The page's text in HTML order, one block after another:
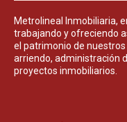
Metrolineal Inmobiliaria,
trabajando y ofreciendo
el patrimonio de
arriendo, administración
proyectos inmobiliarios.